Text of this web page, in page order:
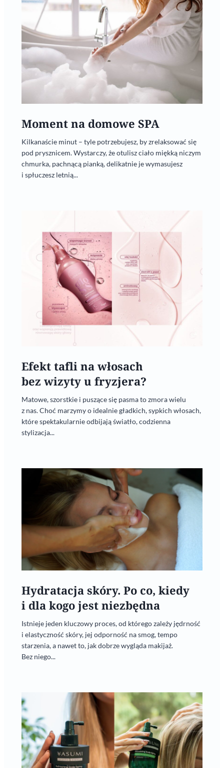
Moment na domowe SPA
Kilkanaście minut – tyle potrzebujesz, by zrelaksować się
pod prysznicem. Wystarczy, że otulisz ciało miękką niczym
chmurka, pachnącą pianką, delikatnie je wymasujesz
i spłuczesz letnią...
Efekt tafli na włosach
bez wizyty u fryzjera?
Matowe, szorstkie i puszące się pasma to zmora wielu
z nas. Choć marzymy o idealnie gładkich, sypkich włosach,
które spektakularnie odbijają światło, codzienna
stylizacja...
Hydratacja skóry. Po co, kiedy
i dla kogo jest niezbędna
Istnieje jeden kluczowy proces, od którego zależy jędrność
i elastyczność skóry, jej odporność na smog, tempo
starzenia, a nawet to, jak dobrze wygląda makijaż.
Bez niego...